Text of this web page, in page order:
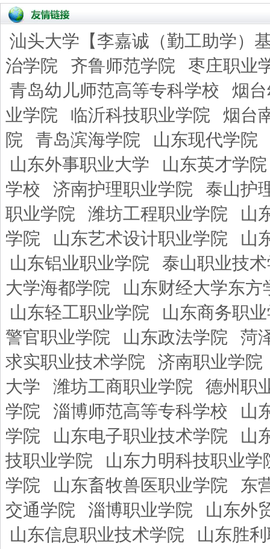
汕头大学【李嘉诚（勤工助学）
治学院
齐鲁师范学院
枣庄职业
青岛幼儿师范高等专科学校
烟
业学院
临沂科技职业学院
烟台
院
青岛滨海学院
山东现代学院
山东外事职业大学
山东英才学院
学校
济南护理职业学院
泰山护
职业学院
潍坊工程职业学院
山
学院
山东艺术设计职业学院
山
山东铝业职业学院
泰山职业技
大学海都学院
山东财经大学东方
山东轻工职业学院
山东商务职
警官职业学院
山东政法学院
菏
求实职业技术学院
济南职业学院
大学
潍坊工商职业学院
德州职
学院
淄博师范高等专科学校
山
学院
山东电子职业技术学院
山
技职业学院
山东力明科技职业学
学院
山东畜牧兽医职业学院
东
交通学院
淄博职业学院
山东外
山东信息职业技术学院
山东胜